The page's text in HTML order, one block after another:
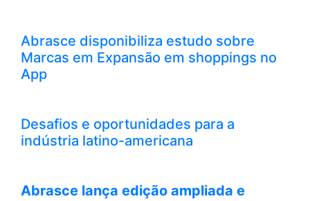
Abrasce disponibiliza estudo sobre
Marcas em Expansão em shoppings no
App
Desafios e oportunidades para a
indústria latino-americana
Abrasce lança edição ampliada e